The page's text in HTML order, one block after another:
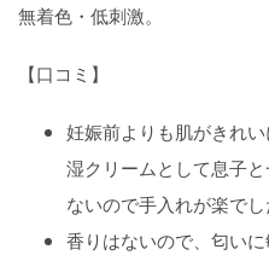
無着色・低刺激。
【口コミ】
妊娠前よりも肌がきれ
湿クリームとして息子
ないので手入れが楽でし
香りはないので、匂い